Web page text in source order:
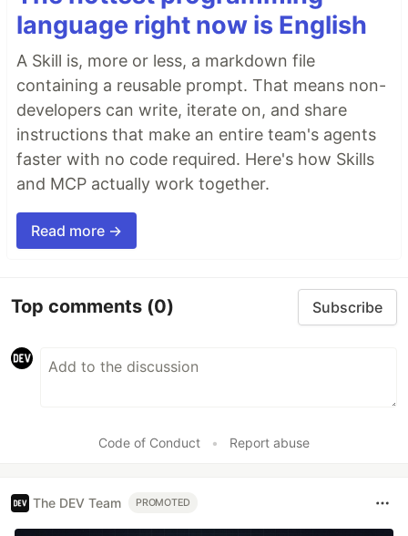
language right now is English
A Skill is, more or less, a markdown file
containing a reusable prompt. That means non-
developers can write, iterate on, and share
instructions that make an entire team's agents
faster with no code required. Here's how Skills
and MCP actually work together.
Read more →
Top comments (0) Subscribe
Code of Conduct • Report abuse
The DEV Team PROMOTED